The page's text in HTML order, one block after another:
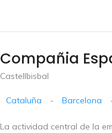
Compañia
Castellbisbal
Cataluña - Barcelona
La actividad central de la